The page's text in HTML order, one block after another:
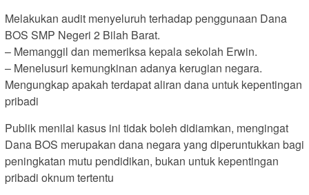
Melakukan audit menyeluruh terhadap penggunaan Dana
BOS SMP Negeri 2 Bilah Barat.
– Memanggil dan memeriksa kepala sekolah Erwin.
– Menelusuri kemungkinan adanya kerugian negara.
Mengungkap apakah terdapat aliran dana untuk kepentingan
pribadi
Publik menilai kasus ini tidak boleh didiamkan, mengingat
Dana BOS merupakan dana negara yang diperuntukkan bagi
peningkatan mutu pendidikan, bukan untuk kepentingan
pribadi oknum tertentu